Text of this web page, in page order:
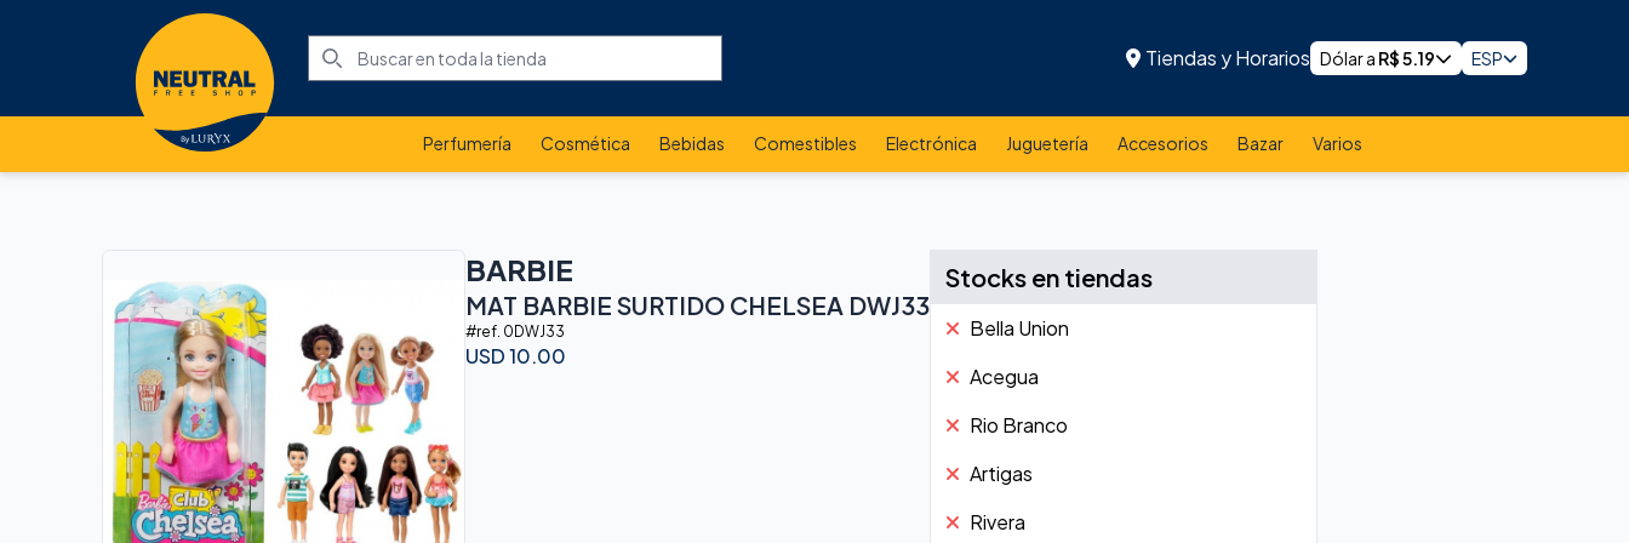
Tiendas y Horarios Dólar a R$5.19 ESP
Perfumería Cosmética Bebidas Comestibles Electrónica Juguetería Accesorios Bazar Varios
BARBIE
MAT BARBIE SURTIDO CHELSEA DWJ33
#ref. 0DWJ33
USD10.00
Stocks en tiendas
Bella Union
Acegua
Rio Branco
Artigas
Rivera